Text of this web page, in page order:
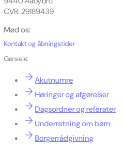
CVR. 29189439
Mød os:
Kontakt og åbningstider
Genveje:
Akutnumre
Høringer og afgørelser
Dagsordner og referater
Underretning om børn
Borgerrådgivning